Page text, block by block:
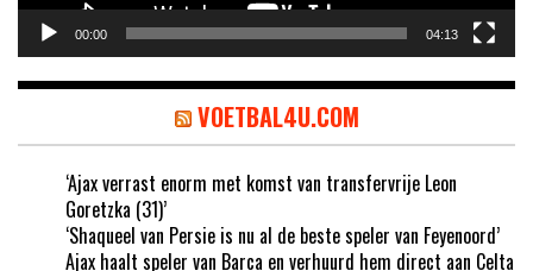
00:00 04:13
VOETBAL4U.COM
‘Ajax verrast enorm met komst van transfervrije Leon
Goretzka (31)’
‘Shaqueel van Persie is nu al de beste speler van Feyenoord’
Ajax haalt speler van Barca en verhuurd hem direct aan Celta